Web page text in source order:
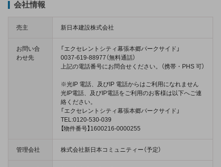
会社情報
売主 新日本建設株式会社
お問い合
わせ先
「エクセレントシティ幕張本郷パークサイド」
0037-619-88977（無料通話）
上記の電話番号にお問合せください。（携帯・PHS 可）
※光IP 電話、及びIP 電話からはご利用になれません
光IP電話、及びIP電話をご利用のお客様は以下へご連
絡ください。
「エクセレントシティ幕張本郷パークサイド」
TEL:0120-530-039
【物件番号】1600216-0000255
管理会社 株式会社新日本コミュニティー（予定）